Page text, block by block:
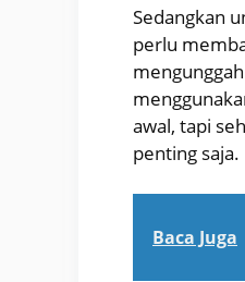
Sedangkan
perlu
awal, tapi
penting saja.
Baca Juga